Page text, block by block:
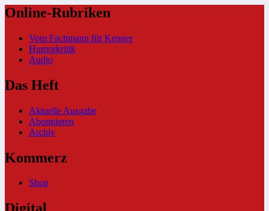
Online-Rubriken
Vom Fachmann für Kenner
Humorkritik
Audio
Das Heft
Aktuelle Ausgabe
Abonnieren
Archiv
Kommerz
Shop